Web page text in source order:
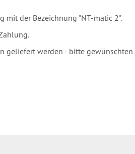
der Bezeichnung "NT-matic 2".
geliefert werden - bitte